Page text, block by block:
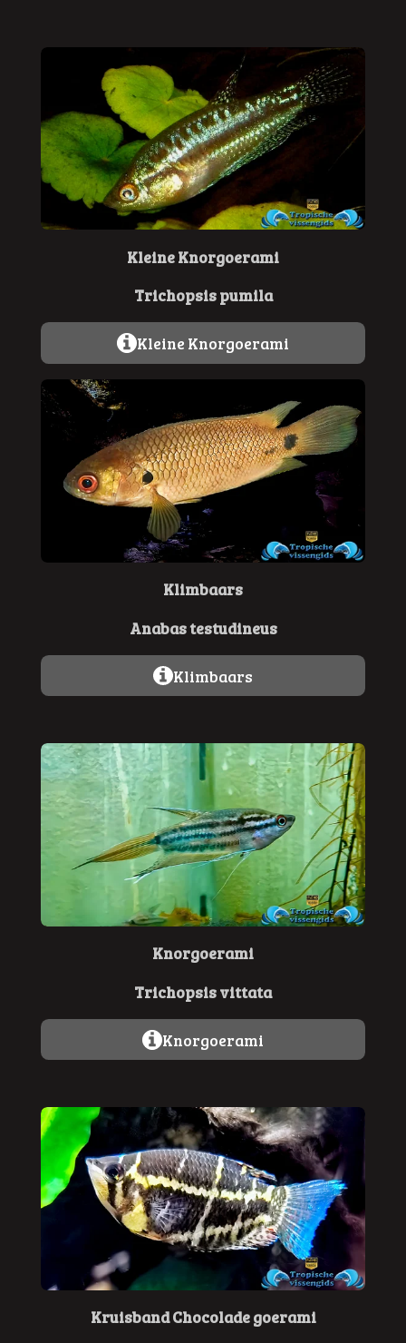
Kleine Knorgoerami
Trichopsis pumila
Kleine Knorgoerami
Klimbaars
Anabas testudineus
Klimbaars
Knorgoerami
Trichopsis vittata
Knorgoerami
Kruisband Chocolade goerami